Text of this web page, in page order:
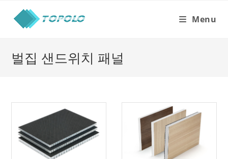
content
Menu
벌집 샌드위치 패널